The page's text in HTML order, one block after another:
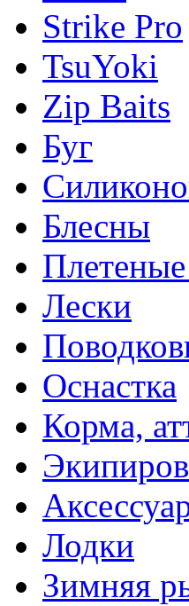
Strike Pro
TsuYoki
Zip Baits
Буг
Блесны
Лески
Оснастка
Корма,
Лодки
Зимняя